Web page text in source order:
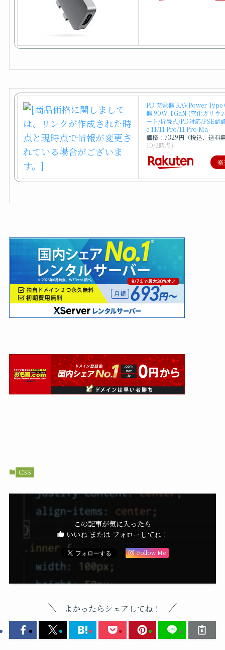
PD 充電器 RAVPower Type
器 90W【GaN (窒化ガリウ
ート/折畳式/PD対応/PSE認
e 11/11 Pro/11 Pro Ma
価格：7329円（税込、送料
10/2時点)
楽
CSS
この記事が気に入ったら
いいね または フォローしてね！
Follow Me
よかったらシェアしてね！